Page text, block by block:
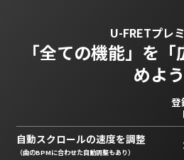
U-FRETプレ
「全ての機能」を
めよう
登
自動スクロールの速度を調整
（曲のBPMに合わせた自動調整もあり）